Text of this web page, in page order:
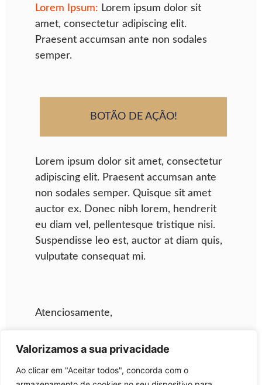
Valorizamos a sua privacidade
Ao clicar em "Aceitar todos", concorda com o
Lorem Ipsum: Lorem ipsum dolor sit
amet, consectetur adipiscing elit.
Praesent accumsan ante non sodales
semper.
BOTÃO DE AÇÃO!
Lorem ipsum dolor sit amet, consectetur
adipiscing elit. Praesent accumsan ante
non sodales semper. Quisque sit amet
auctor ex. Donec nibh lorem, hendrerit
eu diam vel, pellentesque tristique nisi.
Suspendisse leo est, auctor at diam quis,
vulputate consequat mi.
Atenciosamente,
Nome e Sobrenome
Cargo